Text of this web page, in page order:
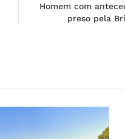
Homem com
preso pela